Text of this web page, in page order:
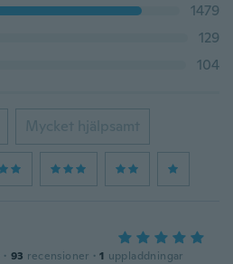
1479
129
104
Mycket hjälpsamt
· 93 recensioner · 1 uppladdningar